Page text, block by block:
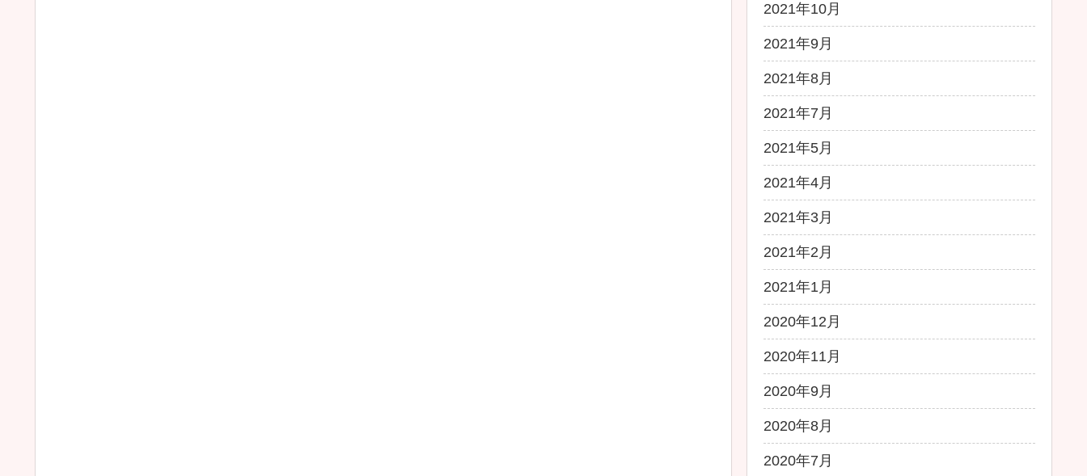
2021年10月
2021年9月
2021年8月
2021年7月
2021年5月
2021年4月
2021年3月
2021年2月
2021年1月
2020年12月
2020年11月
2020年9月
2020年8月
2020年7月